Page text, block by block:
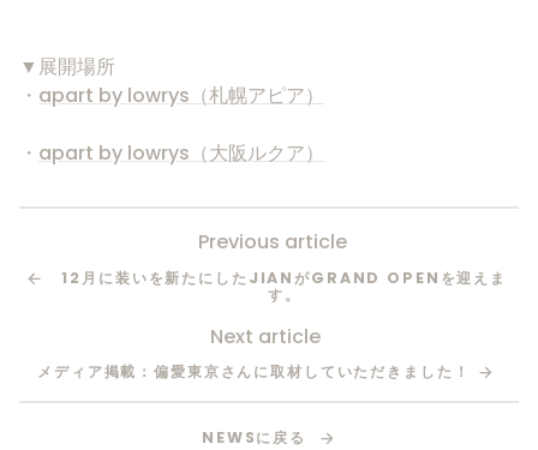
▼展開場所
・ apart by lowrys（札幌アピア）
・ apart by lowrys（大阪ルクア）
Previous article
12月に装いを新たにしたJIANがGRAND OPENを迎えま
す。
Next article
メディア掲載：偏愛東京さんに取材していただきました！
NEWSに戻る